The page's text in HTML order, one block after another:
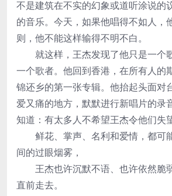
不是建筑在不实的幻象或道听涂说的
的音乐。今天，如果他唱得不如人，
则，他不能这样输得不明不白。
就这样，王杰发现了他只是一个
一个歌者。他回到香港，在所有人的
锦还乡的第一张专辑。他抬起头面对
爱又痛的地方，默默进行新唱片的录
知道：有太多人不希望王杰令他们失望
鲜花、掌声、名利和爱情，都可
间的过眼烟雾，
王杰也许沉默不语、也许依然脆
直前走去。